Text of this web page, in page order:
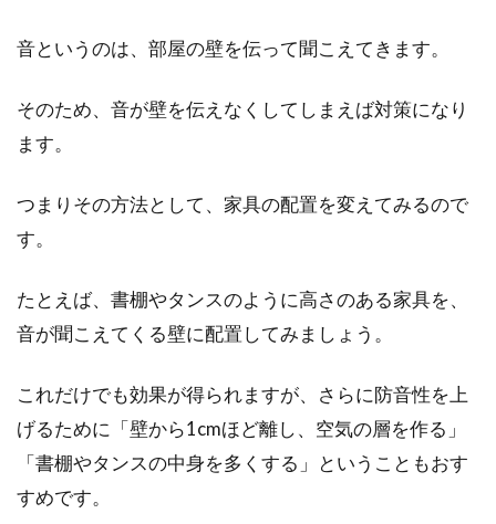
音というのは、部屋の壁を伝って聞こえてきます。
そのため、音が壁を伝えなくしてしまえば対策になり
ます。
つまりその方法として、家具の配置を変えてみるので
す。
たとえば、書棚やタンスのように高さのある家具を、
音が聞こえてくる壁に配置してみましょう。
これだけでも効果が得られますが、さらに防音性を上
げるために「壁から1cmほど離し、空気の層を作る」
「書棚やタンスの中身を多くする」ということもおす
すめです。